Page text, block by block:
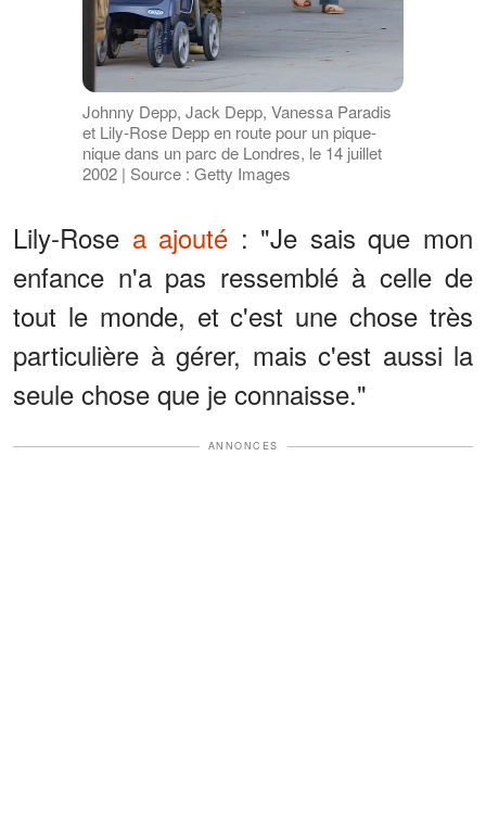
Johnny Depp, Jack Depp, Vanessa Paradis
et Lily-Rose Depp en route pour un pique-
nique dans un parc de Londres, le 14 juillet
2002 | Source : Getty Images
Lily-Rose a ajouté : "Je sais que mon
enfance n'a pas ressemblé à celle de
tout le monde, et c'est une chose très
particulière à gérer, mais c'est aussi la
seule chose que je connaisse."
ANNONCES